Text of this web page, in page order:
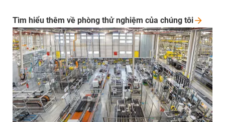
Tìm hiểu thêm về phòng thử nghiệm của chúng tôi